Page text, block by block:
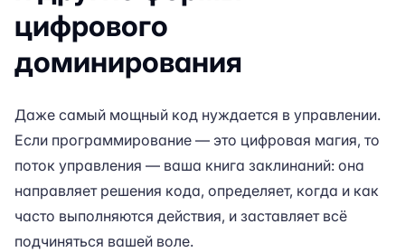
цифрового
доминирования
Даже самый мощный код нуждается в управлении.
Если программирование — это цифровая магия, то
поток управления — ваша книга заклинаний: она
направляет решения кода, определяет, когда и как
часто выполняются действия, и заставляет всё
подчиняться вашей воле.